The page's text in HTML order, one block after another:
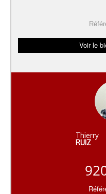
Voir le
Thierry
RUIZ